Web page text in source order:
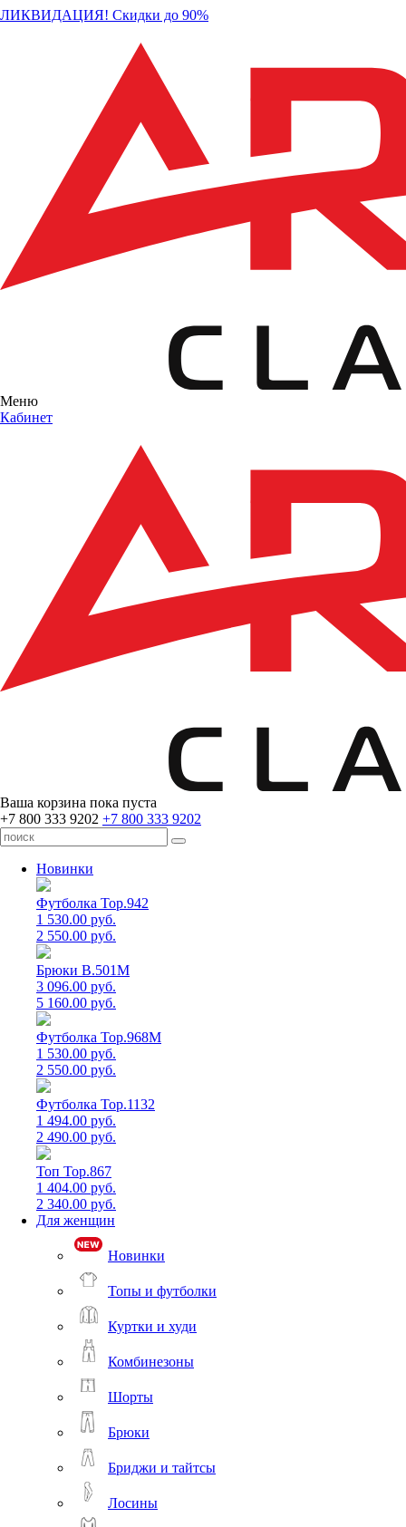
ЛИКВИДАЦИЯ! Скидки до 90%
Меню
Кабинет
Ваша корзина пока пуста
+7 800 333 9202 +7 800 333 9202
Новинки
Футболка Top.942
1 530.00 руб.
2 550.00 руб.
Брюки B.501M
3 096.00 руб.
5 160.00 руб.
Футболка Top.968M
1 530.00 руб.
2 550.00 руб.
Футболка Top.1132
1 494.00 руб.
2 490.00 руб.
Топ Top.867
1 404.00 руб.
2 340.00 руб.
Для женщин
Новинки
Топы и футболки
Куртки и худи
Комбинезоны
Шорты
Брюки
Бриджи и тайтсы
Лосины